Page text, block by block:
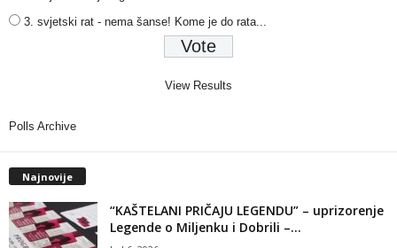
3. svjetski rat - nema šanse! Kome je do rata...
View Results
Polls Archive
Najnovije
“KAŠTELANI PRIČAJU LEGENDU” – uprizorenje
Legende o Miljenku i Dobrili –...